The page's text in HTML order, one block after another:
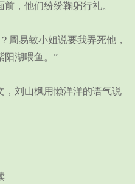
，他们纷纷鞠躬行礼。
易敏小姐说要我弄死他，
阳湖喂鱼。”
刘山枫用懒洋洋的语气说